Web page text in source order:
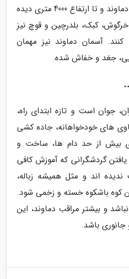
خرس و سگ در دامنه ای دماوند و تا ارتفاع 4000 متری دیده
کبک، بلدرچین و قوچ نیز
آسمان دماوند نیز مهمان
جغد و خفاش شده.
جوان است و تازه ابتدای راه،
های خودخواهانه، جاده کشی
بیش از حد دام ها، ساخت و
گردشگرانی که آموزش کافی
اند و مثل همیشه زباله،
کوه باشکوه خسته و زخمی شود.
و بیشتر مراقب دماوند، این
جانوری باشد.